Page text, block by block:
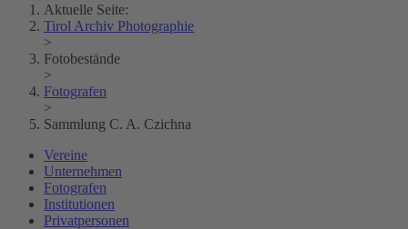
Aktuelle Seite:
Tirol Archiv Photographie
>
Fotobestände
>
Fotografen
>
Sammlung C. A. Czichna
Vereine
Unternehmen
Fotografen
Institutionen
Privatpersonen